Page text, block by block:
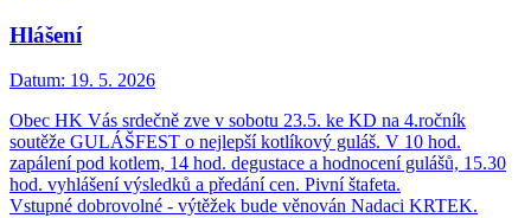
Hlášení
Datum: 19. 5. 2026
Obec HK Vás srdečně zve v sobotu 23.5. ke KD na 4.ročník
soutěže GULÁŠFEST o nejlepší kotlíkový guláš. V 10 hod.
zapálení pod kotlem, 14 hod. degustace a hodnocení gulášů, 15.30
hod. vyhlášení výsledků a předání cen. Pivní štafeta.
Vstupné dobrovolné - výtěžek bude věnován Nadaci KRTEK.